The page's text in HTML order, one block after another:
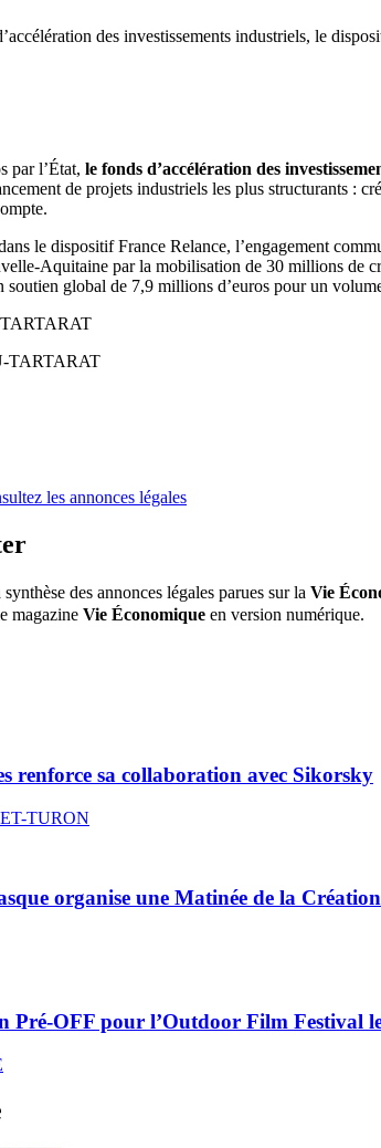
des investissements industriels, le
par l’État, le fonds d’accélération des
de projets industriels les plus structurants :
le dispositif France Relance, l’engagement
Aquitaine par la mobilisation de 30 millions de
soutien global de 7,9 millions d’euros pour un
les annonces légales
des annonces légales parues sur la Vie
magazine Vie Économique en version numérique.
renforce sa collaboration avec Sikorsky
TURON
organise une Matinée de la Création
Pré-OFF pour l’Outdoor Film Festival